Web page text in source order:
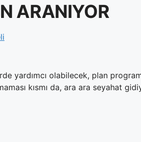
ARANIYOR
yardımcı olabilecek, plan
kısmı da, ara ara seyahat